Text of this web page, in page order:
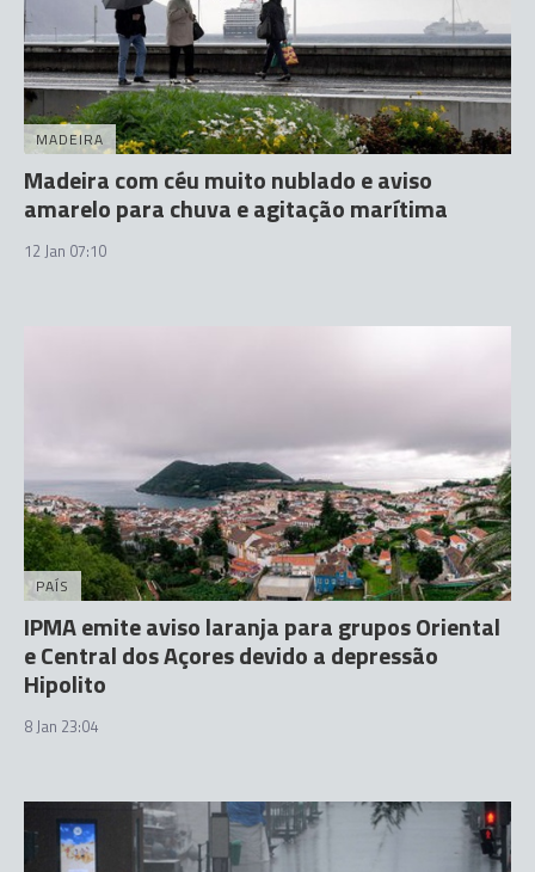
MADEIRA
Madeira com céu muito nublado e aviso
amarelo para chuva e agitação marítima
12 Jan 07:10
PAÍS
IPMA emite aviso laranja para grupos Oriental
e Central dos Açores devido a depressão
Hipolito
8 Jan 23:04